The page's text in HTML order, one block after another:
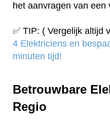
het aanvragen van een
✅ TIP: ( Vergelijk altijd
4 Elektriciens en
minuten tijd!
Betrouwbare
Regio